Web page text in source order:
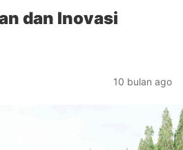
dan Inovasi
10 bulan ago